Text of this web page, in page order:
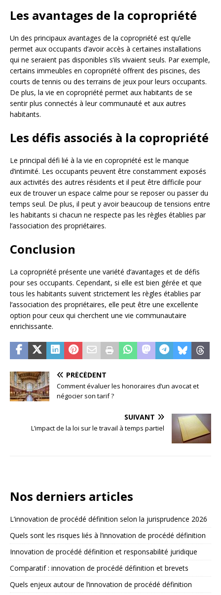
Les avantages de la copropriété
Un des principaux avantages de la copropriété est qu’elle
permet aux occupants d’avoir accès à certaines installations
qui ne seraient pas disponibles s’ils vivaient seuls. Par exemple,
certains immeubles en copropriété offrent des piscines, des
courts de tennis ou des terrains de jeux pour leurs occupants.
De plus, la vie en copropriété permet aux habitants de se
sentir plus connectés à leur communauté et aux autres
habitants.
Les défis associés à la copropriété
Le principal défi lié à la vie en copropriété est le manque
d’intimité. Les occupants peuvent être constamment exposés
aux activités des autres résidents et il peut être difficile pour
eux de trouver un espace calme pour se reposer ou passer du
temps seul. De plus, il peut y avoir beaucoup de tensions entre
les habitants si chacun ne respecte pas les règles établies par
l’association des propriétaires.
Conclusion
La copropriété présente une variété d’avantages et de défis
pour ses occupants. Cependant, si elle est bien gérée et que
tous les habitants suivent strictement les règles établies par
l’association des propriétaires, elle peut être une excellente
option pour ceux qui cherchent une vie communautaire
enrichissante.
PRÉCÉDENT
Comment évaluer les honoraires d’un avocat et
négocier son tarif ?
SUIVANT
L’impact de la loi sur le travail à temps partiel
Nos derniers articles
L’innovation de procédé définition selon la jurisprudence 2026
Quels sont les risques liés à l’innovation de procédé définition
Innovation de procédé définition et responsabilité juridique
Comparatif : innovation de procédé définition et brevets
Quels enjeux autour de l’innovation de procédé définition